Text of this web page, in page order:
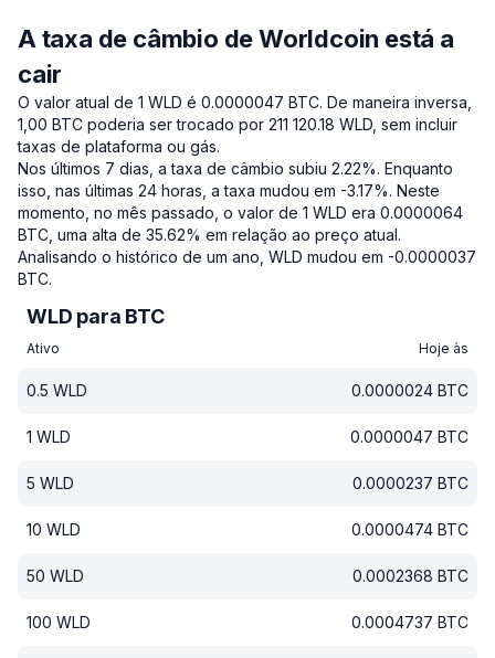
A taxa de câmbio de Worldcoin está a
cair
O valor atual de 1 WLD é 0.0000047 BTC. De maneira inversa,
1,00 BTC poderia ser trocado por 211 120.18 WLD, sem incluir
taxas de plataforma ou gás.
Nos últimos 7 dias, a taxa de câmbio subiu 2.22%. Enquanto
isso, nas últimas 24 horas, a taxa mudou em -3.17%. Neste
momento, no mês passado, o valor de 1 WLD era 0.0000064
BTC, uma alta de 35.62% em relação ao preço atual.
Analisando o histórico de um ano, WLD mudou em -0.0000037
BTC.
WLD para BTC
Ativo Hoje às
0.5 WLD 0.0000024 BTC
1 WLD 0.0000047 BTC
5 WLD 0.0000237 BTC
10 WLD 0.0000474 BTC
50 WLD 0.0002368 BTC
100 WLD 0.0004737 BTC